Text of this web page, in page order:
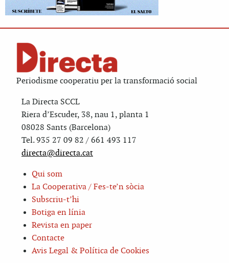
Periodisme cooperatiu per la transformació social
La Directa SCCL
Riera d’Escuder, 38, nau 1, planta 1
08028 Sants (Barcelona)
Tel. 935 27 09 82 / 661 493 117
directa@directa.cat
Qui som
La Cooperativa / Fes-te’n sòcia
Subscriu-t’hi
Botiga en línia
Revista en paper
Contacte
Avis Legal & Política de Cookies